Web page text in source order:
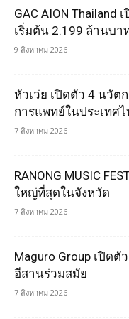
GAC AION Thailand
เริ่มต้น 2.199 ล้านบา
9 สิงหาคม 2026
หัวเว่ย เปิดตัว 4 นวัตก
การแพทย์ในประเทศไ
7 สิงหาคม 2026
RANONG MUSIC
ใหญ่ที่สุดในจังหวัด
7 สิงหาคม 2026
Maguro Group เปิด
อีสานร่วมสมัย
7 สิงหาคม 2026